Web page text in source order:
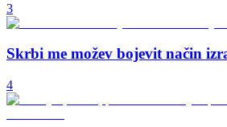
3
Skrbi me možev bojevit način
4